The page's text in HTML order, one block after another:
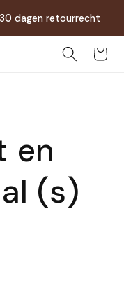
dagen retourrecht
en
(s)